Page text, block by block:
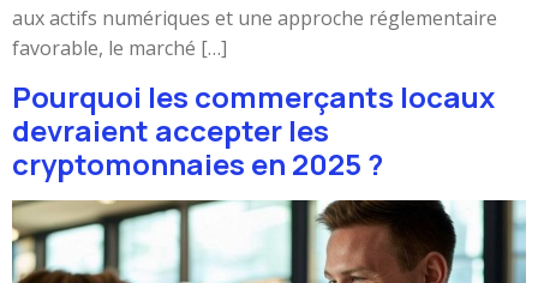
aux actifs numériques et une approche réglementaire
favorable, le marché […]
Pourquoi les commerçants locaux
devraient accepter les
cryptomonnaies en 2025 ?